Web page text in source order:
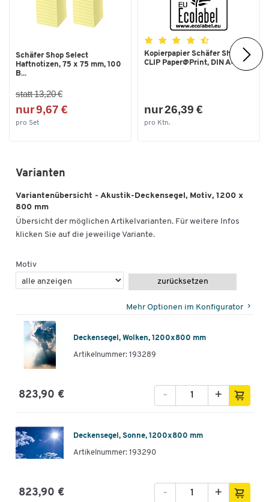
Schäfer Shop Select
Haftnotizen, 75 x 75 mm, 100
B...
statt 13,20 €
nur 9,67 €
pro Set
Kopierpapier Schäfer Shop
CLIP Paper@Print, DIN A4...
nur 26,39 €
pro Ktn.
Varianten
Variantenübersicht - Akustik-Deckensegel, Motiv, 1200 x
800 mm
Übersicht der möglichen Artikelvarianten. Für weitere Infos
klicken Sie auf die jeweilige Variante.
Motiv
zurücksetzen
Mehr Optionen im Konfigurator
Deckensegel, Wolken, 1200x800 mm
Artikelnummer: 193289
823,90 € +
-
Deckensegel, Sonne, 1200x800 mm
Artikelnummer: 193290
823,90 € +
-